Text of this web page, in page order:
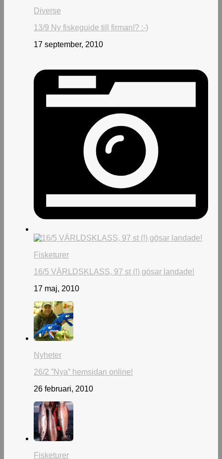
Diverse
13/9 Ny fiskeguide till firman!? :-)
17 september, 2010
Fisketurer
16/5 VÄRLDSKLASS, 97 st (!) gösar landade!
17 maj, 2010
Nyheter
26/2 ”Nya” hemsidan online!
26 februari, 2010
Fisketurer